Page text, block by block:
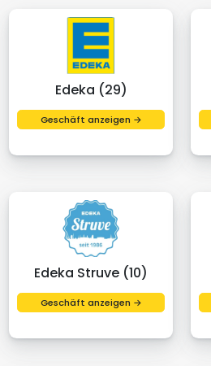
Edeka (29)
Geschäft anzeigen →
Edeka Struve (10)
Geschäft anzeigen →